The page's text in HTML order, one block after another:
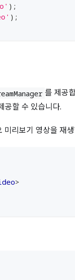
) ;
) ;
를 제공
공할 수 있습니다.
리보기 영상을 재
>